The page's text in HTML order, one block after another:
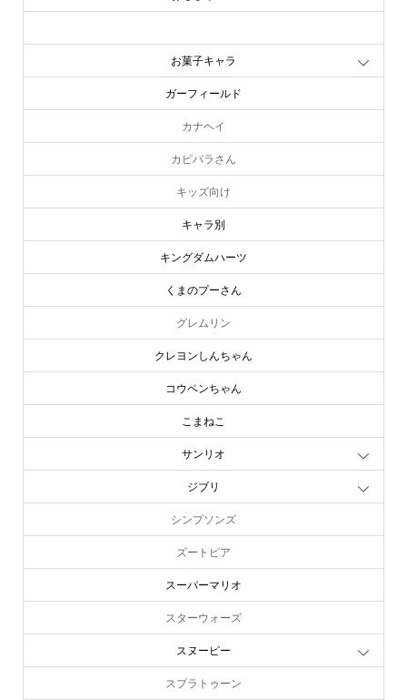
お菓子キャラ
ガーフィールド
カナヘイ
カピバラさん
キッズ向け
キャラ別
キングダムハーツ
くまのプーさん
グレムリン
クレヨンしんちゃん
コウペンちゃん
こまねこ
サンリオ
ジブリ
シンプソンズ
ズートピア
スーパーマリオ
スターウォーズ
スヌーピー
スプラトゥーン